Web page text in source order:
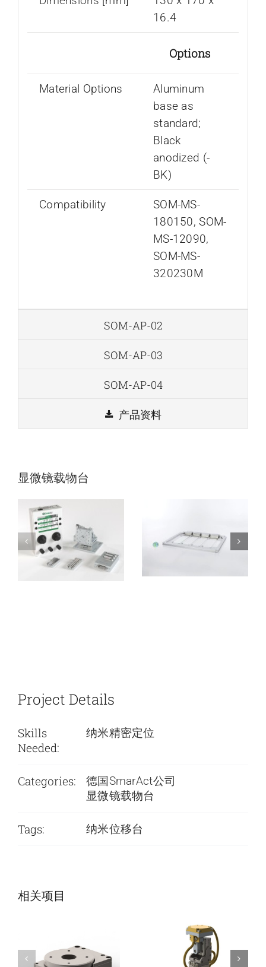
16.4
Options
Material Options
Aluminum
base as
standard;
Black
anodized (-
BK)
Compatibility
SOM-MS-
180150, SOM-
MS-12090,
SOM-MS-
320230M
SOM-AP-02
SOM-AP-03
SOM-AP-04
产品资料
显微镜载物台
辨率成像套件
镜载物台
Project Details
Skills
Needed:
纳米精密定位
Categories:
德国SmarAct公司
显微镜载物台
Tags: 纳米位移台
相关项目
SmarAct公司-低
温旋转台